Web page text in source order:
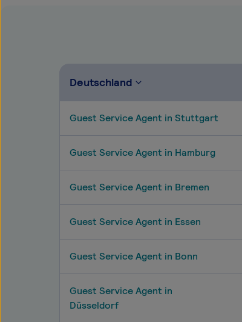
Deutschland
Guest Service Agent in Stuttgart
Guest Service Agent in Hamburg
Guest Service Agent in Bremen
Guest Service Agent in Essen
Guest Service Agent in Bonn
Guest Service Agent in
Düsseldorf